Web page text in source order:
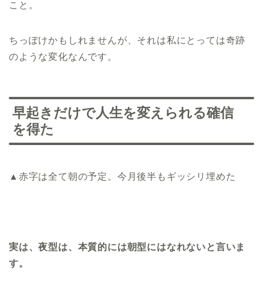
こと。
ちっぽけかもしれませんが、それは私にとっては奇跡
のような変化なんです。
早起きだけで人生を変えられる確信
を得た
▲赤字は全て朝の予定。今月後半もギッシリ埋めた
実は、夜型は、本質的には朝型にはなれないと言いま
す。